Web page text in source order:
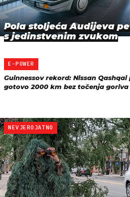
Pola stoljeća Audijeva
s jedinstvenim zvukom
E-POWER
Guinnessov rekord: Nissan Qashqai
gotovo 2000 km bez točenja goriva
NEVJEROJATNO